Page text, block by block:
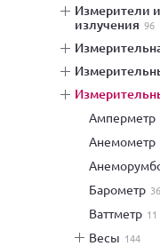
измерители и детекторы ионизирующего
излучения 96
амперметр
анемометр
барометр 36
ваттметр 11
весы 144